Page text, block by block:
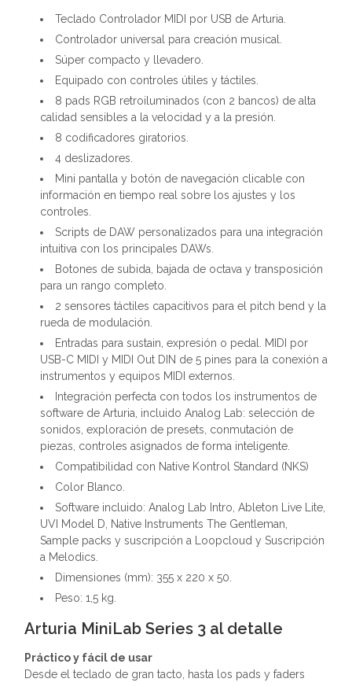
Teclado Controlador MIDI por USB de Arturia.
Controlador universal para creación musical.
Súper compacto y llevadero.
Equipado con controles útiles y táctiles.
8 pads RGB retroiluminados (con 2 bancos) de alta
calidad sensibles a la velocidad y a la presión.
8 codificadores giratorios.
4 deslizadores.
Mini pantalla y botón de navegación clicable con
información en tiempo real sobre los ajustes y los
controles.
Scripts de DAW personalizados para una integración
intuitiva con los principales DAWs.
Botones de subida, bajada de octava y transposición
para un rango completo.
2 sensores táctiles capacitivos para el pitch bend y la
rueda de modulación.
Entradas para sustain, expresión o pedal. MIDI por
USB-C MIDI y MIDI Out DIN de 5 pines para la conexión a
instrumentos y equipos MIDI externos.
Integración perfecta con todos los instrumentos de
software de Arturia, incluido Analog Lab: selección de
sonidos, exploración de presets, conmutación de
piezas, controles asignados de forma inteligente.
Compatibilidad con Native Kontrol Standard (NKS)
Color Blanco.
Software incluido: Analog Lab Intro, Ableton Live Lite,
UVI Model D, Native Instruments The Gentleman,
Sample packs y suscripción a Loopcloud y Suscripción
a Melodics.
Dimensiones (mm): 355 x 220 x 50.
Peso: 1,5 kg.
Arturia MiniLab Series 3 al detalle
Práctico y fácil de usar
Desde el teclado de gran tacto, hasta los pads y faders